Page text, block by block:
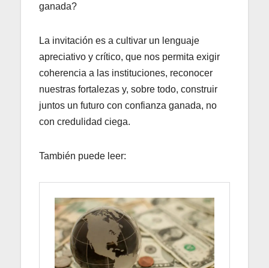
ganada?
La invitación es a cultivar un lenguaje
apreciativo y crítico, que nos permita exigir
coherencia a las instituciones, reconocer
nuestras fortalezas y, sobre todo, construir
juntos un futuro con confianza ganada, no
con credulidad ciega.
También puede leer: